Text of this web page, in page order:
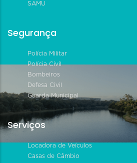
SAMU
Segurança
Polícia Militar
Polícia Civil
Bombeiros
Defesa Civil
Guarda Municipal
Serviços
Locadora de Veículos
Casas de Câmbio